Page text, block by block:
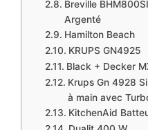
Breville
Argenté
Hamilton Beach
KRUPS GN4925
Black + Decker
Krups Gn 4928
à main avec
KitchenAid